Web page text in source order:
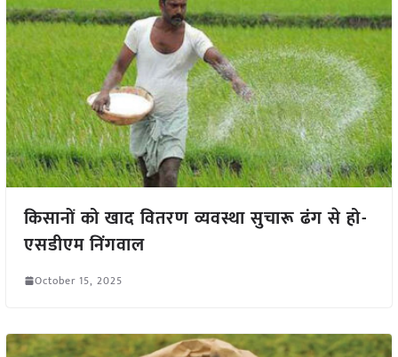
किसानों को खाद वितरण व्यवस्था सुचारू ढंग से हो-
एसडीएम निंगवाल
October 15, 2025